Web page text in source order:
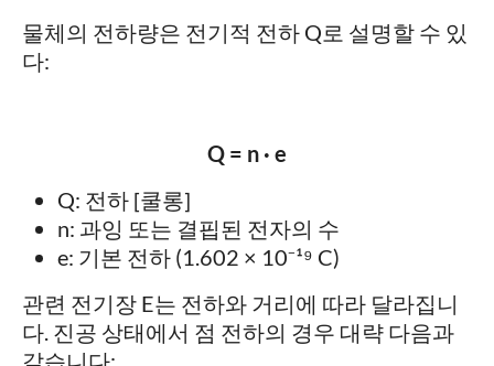
물체의 전하량은 전기적 전하 Q로 설명할 수 있
다:
Q = n · e
Q: 전하 [쿨롱]
n: 과잉 또는 결핍된 전자의 수
e: 기본 전하 (1.602 × 10⁻¹⁹ C)
관련 전기장 E는 전하와 거리에 따라 달라집니
다. 진공 상태에서 점 전하의 경우 대략 다음과
같습니다: